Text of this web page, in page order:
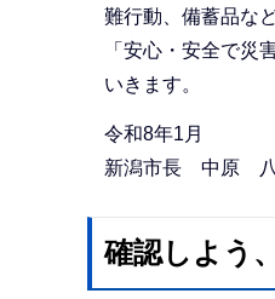
難行動、備蓄品な
「安心・安全で災
いきます。
令和8年1月
新潟市長 中原
確認しよう